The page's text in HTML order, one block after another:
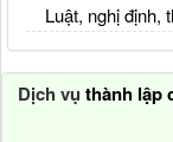
Luật, nghị định,
Dịch vụ thành lập